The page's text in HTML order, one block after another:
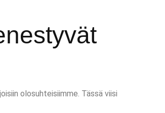
olosuhteisiimme. Tässä viisi